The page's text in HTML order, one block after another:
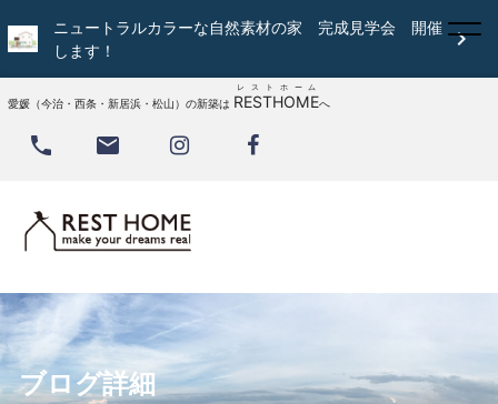
ニュートラルカラーな自然素材の家 完成見学会 開催
します！

愛媛（今治・西条・新居浜・松山）の新築は RESTHOME
レストホーム
へ
 
ブログ詳細